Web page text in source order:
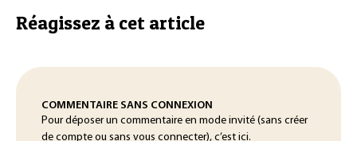
Réagissez à cet article
COMMENTAIRE SANS CONNEXION
Pour déposer un commentaire en mode invité (sans créer
de compte ou sans vous connecter), c’est ici.